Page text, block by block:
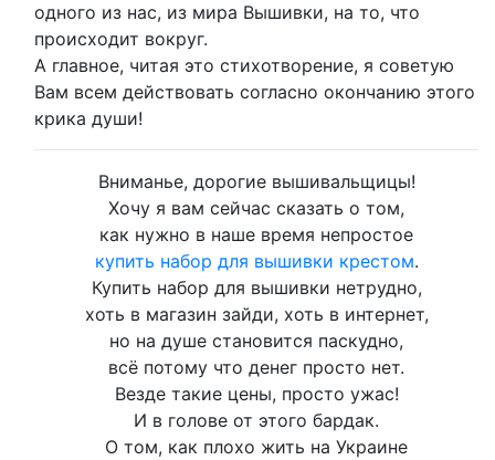
одного из нас, из мира Вышивки, на то, что
происходит вокруг.
А главное, читая это стихотворение, я советую
Вам всем действовать согласно окончанию этого
крика души!
Вниманье, дорогие вышивальщицы!
Хочу я вам сейчас сказать о том,
как нужно в наше время непростое
купить набор для вышивки крестом.
Купить набор для вышивки нетрудно,
хоть в магазин зайди, хоть в интернет,
но на душе становится паскудно,
всё потому что денег просто нет.
Везде такие цены, просто ужас!
И в голове от этого бардак.
О том, как плохо жить на Украине